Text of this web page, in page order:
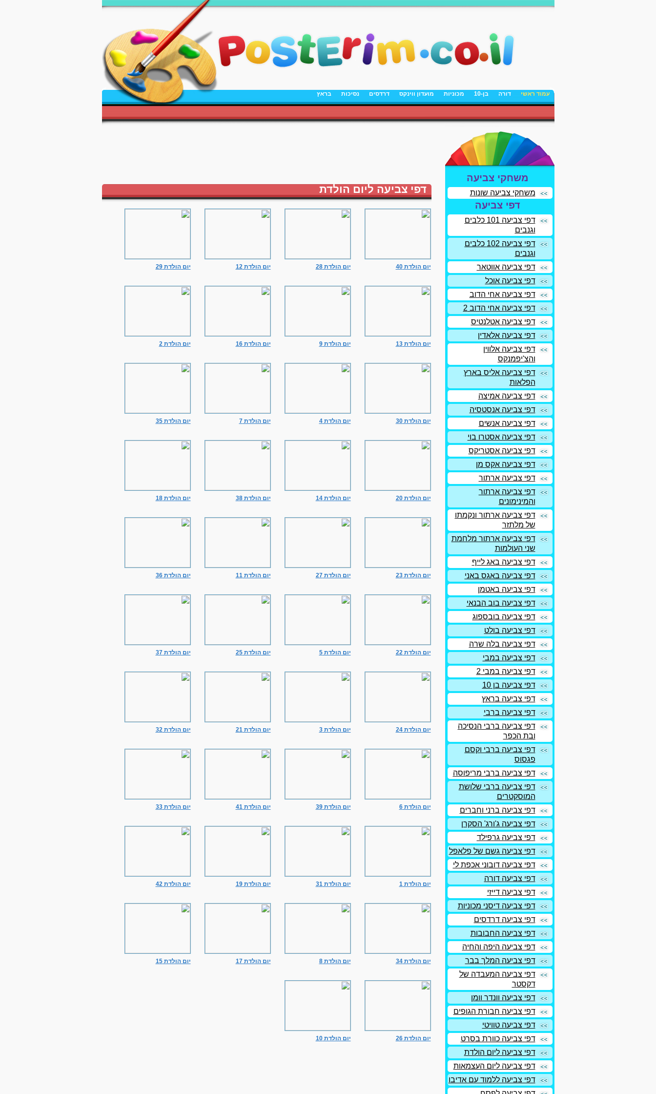
עמוד ראשי דורה בן-10 מכוניות מועדון ווינקס דרדסים נסיכות בראץ
משחקי צביעה
משחקי צביעה שונות
דפי צביעה
דפי צביעה 101 כלבים
וגנבים
דפי צביעה 102 כלבים
וגנבים
דפי צביעה אווטאר
דפי צביעה אוכל
דפי צביעה אחי הדוב
דפי צביעה אחי הדוב 2
דפי צביעה אטלנטיס
דפי צביעה אלאדין
דפי צביעה אלווין
והצ'יפמנקס
דפי צביעה אליס בארץ
הפלאות
דפי צביעה אמיצה
דפי צביעה אנסטסיה
דפי צביעה אנשים
דפי צביעה אסטרו בוי
דפי צביעה אסטריקס
דפי צביעה אקס מן
דפי צביעה ארתור
דפי צביעה ארתור
והמינימונים
דפי צביעה ארתור ונקמתו
של מלתזר
דפי צביעה ארתור מלחמת
שני העולמות
דפי צביעה באג לייף
דפי צביעה באגס באני
דפי צביעה באטמן
דפי צביעה בוב הבנאי
דפי צביעה בובספוג
דפי צביעה בולט
דפי צביעה בלה שרה
דפי צביעה במבי
דפי צביעה במבי 2
דפי צביעה בן 10
דפי צביעה בראץ
דפי צביעה ברבי
דפי צביעה ברבי הנסיכה
ובת הכפר
דפי צביעה ברבי וקסם
פגסוס
דפי צביעה ברבי מריפוסה
דפי צביעה ברבי שלושת
המוסקטרים
דפי צביעה ברני וחברים
דפי צביעה ג'ורג' הסקרן
דפי צביעה גרפילד
דפי צביעה גשם של פלאפל
דפי צביעה דובוני אכפת לי
דפי צביעה דורה
דפי צביעה דייזי
דפי צביעה דיסני מכוניות
דפי צביעה דרדסים
דפי צביעה החבובות
דפי צביעה היפה והחיה
דפי צביעה המלך בבר
דפי צביעה המעבדה של
דקסטר
דפי צביעה וונדר וומן
דפי צביעה חבורת הגופים
דפי צביעה טוויטי
דפי צביעה כוורת בסרט
דפי צביעה ליום הולדת
דפי צביעה ליום העצמאות
דפי צביעה ללמוד עם אדיבו
דפי צביעה ליום הולדת
יום הולדת 40 יום הולדת 28 יום הולדת 12 יום הולדת 29
יום הולדת 13 יום הולדת 9 יום הולדת 16 יום הולדת 2
יום הולדת 30 יום הולדת 4 יום הולדת 7 יום הולדת 35
יום הולדת 20 יום הולדת 14 יום הולדת 38 יום הולדת 18
יום הולדת 23 יום הולדת 27 יום הולדת 11 יום הולדת 36
יום הולדת 22 יום הולדת 5 יום הולדת 25 יום הולדת 37
יום הולדת 24 יום הולדת 3 יום הולדת 21 יום הולדת 32
יום הולדת 6 יום הולדת 39 יום הולדת 41 יום הולדת 33
יום הולדת 1 יום הולדת 31 יום הולדת 19 יום הולדת 42
יום הולדת 34 יום הולדת 8 יום הולדת 17 יום הולדת 15
יום הולדת 26 יום הולדת 10